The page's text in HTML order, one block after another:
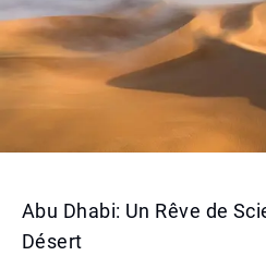
Abu Dhabi: Un Rêve de
Désert